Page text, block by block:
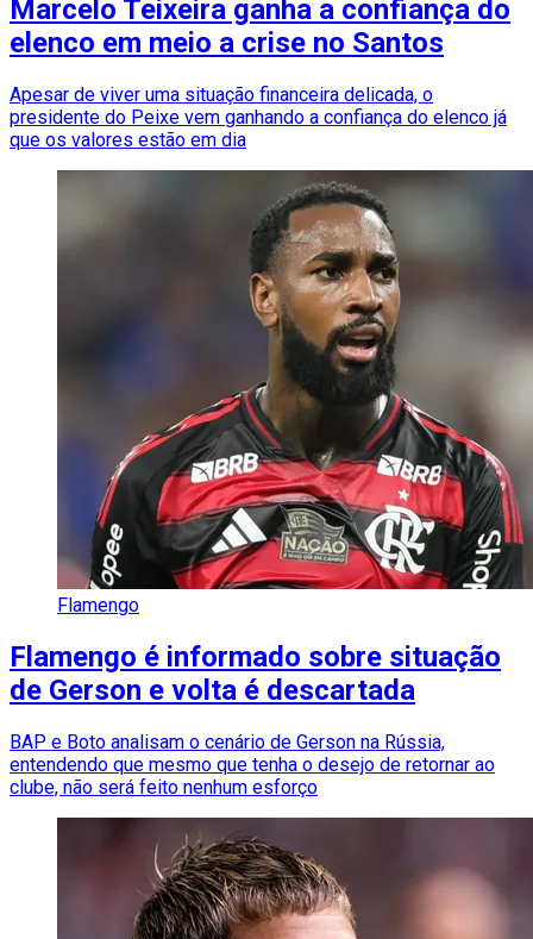
Marcelo Teixeira ganha a confiança do
elenco em meio a crise no Santos
Apesar de viver uma situação financeira delicada, o
presidente do Peixe vem ganhando a confiança do elenco já
que os valores estão em dia
Flamengo
Flamengo é informado sobre situação
de Gerson e volta é descartada
BAP e Boto analisam o cenário de Gerson na Rússia,
entendendo que mesmo que tenha o desejo de retornar ao
clube, não será feito nenhum esforço